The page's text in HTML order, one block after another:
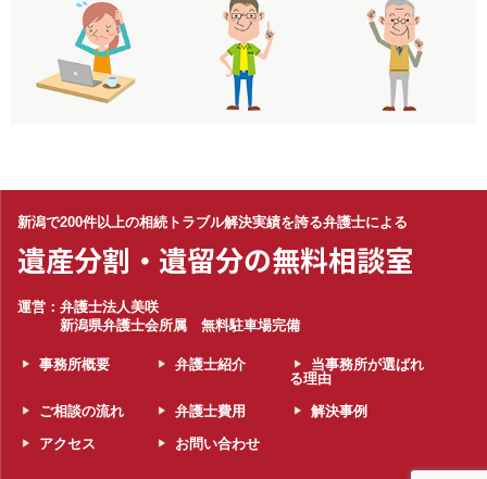
新潟で200件以上の相続トラブル解決実績を誇る弁護士による
遺産分割・遺留分の無料相談室
運営：弁護士法人美咲
新潟県弁護士会所属 無料駐車場完備
事務所概要 弁護士紹介
当事務所が選ばれ
る理由
ご相談の流れ
弁護士費用
解決事例
アクセス
お問い合わせ